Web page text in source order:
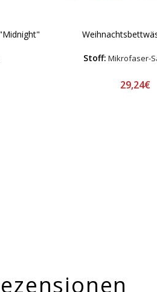
Stoff: Mikrofaser-
29,24€